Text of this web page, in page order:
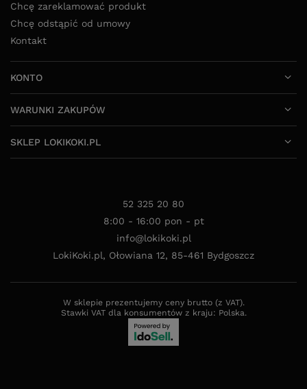
Chcę zareklamować produkt
Chcę odstąpić od umowy
Kontakt
KONTO
WARUNKI ZAKUPÓW
SKLEP LOKIKOKI.PL
52 325 20 80
8:00 - 16:00 pon - pt
info@lokikoki.pl
LokiKoki.pl, Ołowiana 12, 85-461 Bydgoszcz
W sklepie prezentujemy ceny brutto (z VAT).
Stawki VAT dla konsumentów z kraju: Polska.